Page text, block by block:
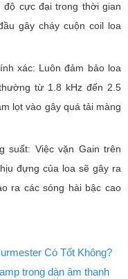
cực đại trong thời gian
gây cháy cuộn coil loa
xác: Luôn đảm bảo loa
từ 1.8 kHz đến 2.5
lọt vào gây quá tải màng
suất: Việc vặn Gain trên
đựng của loa sẽ gây ra
ra các sóng hài bậc cao
Có Tốt Không?
trong dàn âm thanh